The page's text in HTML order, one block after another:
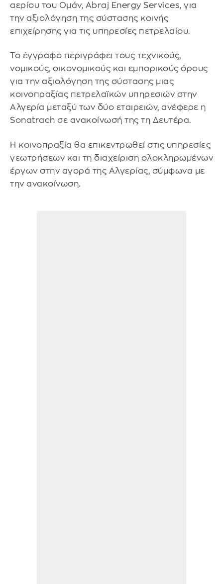
αερίου του Ομάν, Abraj Energy Services, για
την αξιολόγηση της σύστασης κοινής
επιχείρησης για τις υπηρεσίες πετρελαίου.
Το έγγραφο περιγράφει τους τεχνικούς,
νομικούς, οικονομικούς και εμπορικούς όρους
για την αξιολόγηση της σύστασης μιας
κοινοπραξίας πετρελαϊκών υπηρεσιών στην
Αλγερία μεταξύ των δύο εταιρειών, ανέφερε η
Sonatrach σε ανακοίνωσή της τη Δευτέρα.
Η κοινοπραξία θα επικεντρωθεί στις υπηρεσίες
γεωτρήσεων και τη διαχείριση ολοκληρωμένων
έργων στην αγορά της Αλγερίας, σύμφωνα με
την ανακοίνωση.